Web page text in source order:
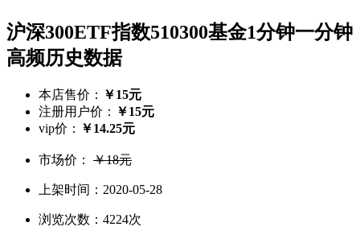
沪深300ETF指数510300基金1分钟一分钟
高频历史数据
本店售价： ￥15元
注册用户价： ￥15元
vip价： ￥14.25元
市场价： ￥18元
上架时间：2020-05-28
浏览次数：4224次